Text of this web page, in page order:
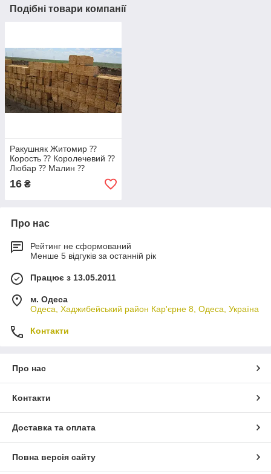
Подібні товари компанії
Ракушняк Житомир ⁇
Корость ⁇ Королечевий ⁇
Любар ⁇ Малин ⁇
16 ₴
Про нас
Рейтинг не сформований
Менше 5 відгуків за останній рік
Працює з 13.05.2011
м. Одеса
Одеса, Хаджибейський район Кар'єрне 8, Одеса, Україна
Контакти
Про нас
Контакти
Доставка та оплата
Повна версія сайту